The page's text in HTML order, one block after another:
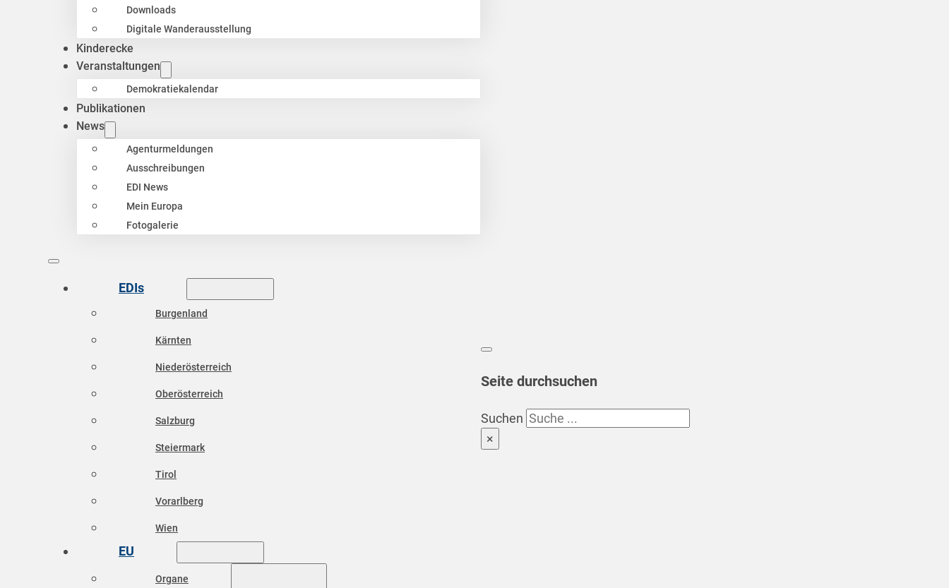
Downloads
Digitale Wanderausstellung
Kinderecke
Veranstaltungen
Demokratiekalendar
Publikationen
News
Agenturmeldungen
Ausschreibungen
EDI News
Mein Europa
Fotogalerie
EDIs
Burgenland
Kärnten
Niederösterreich
Oberösterreich
Salzburg
Steiermark
Tirol
Vorarlberg
Wien
EU
Organe
Seite durchsuchen
Suchen
×